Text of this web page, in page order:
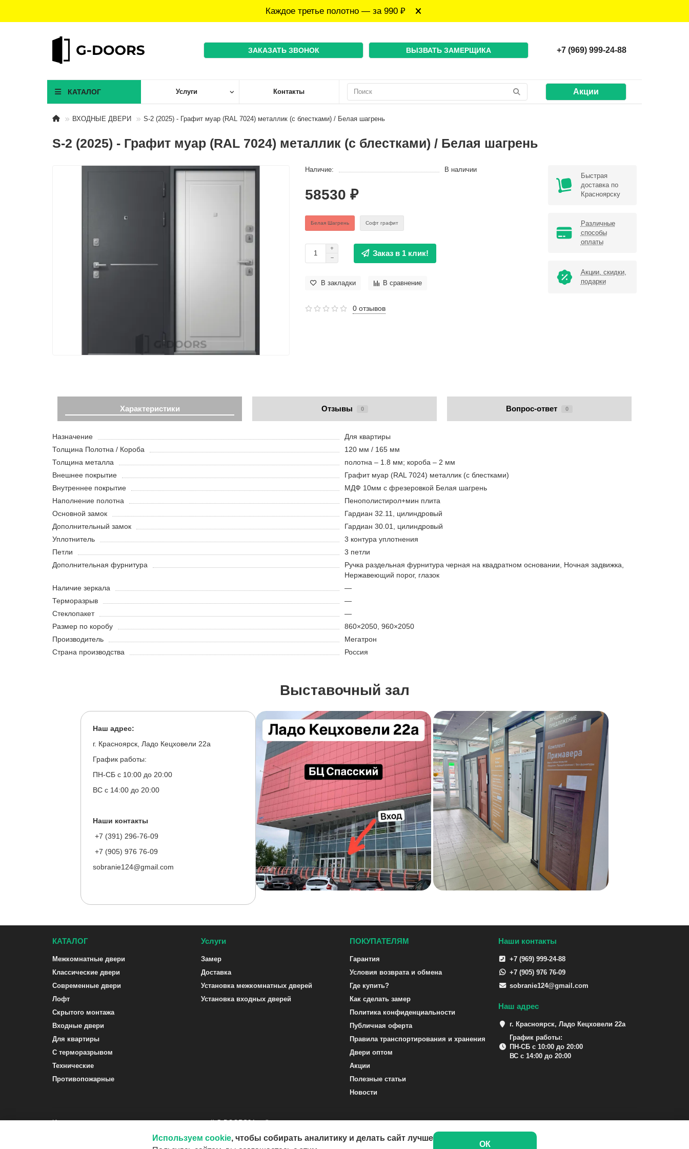
Каждое третье полотно — за 990 ₽
ЗАКАЗАТЬ ЗВОНОК ВЫЗВАТЬ ЗАМЕРЩИКА +7 (969) 999-24-88
КАТАЛОГ Услуги Контакты Акции
ВХОДНЫЕ ДВЕРИ S-2 (2025) - Графит муар (RAL 7024) металлик (с блестками) / Белая шагрень
S-2 (2025) - Графит муар (RAL 7024) металлик (с блестками) / Белая шагрень
Наличие: В наличии
58530 ₽
Белая Шагрень Софт графит
Заказ в 1 клик!
В закладки В сравнение
0 отзывов
Быстрая
доставка по
Красноярску
Различные
способы
оплаты
Акции, скидки,
подарки
Характеристики Отзывы 0 Вопрос-ответ 0
Назначение
Для квартиры
Толщина Полотна / Короба
120 мм / 165 мм
Толщина металла
полотна – 1.8 мм; короба – 2 мм
Внешнее покрытие
Графит муар (RAL 7024) металлик (с блестками)
Внутреннее покрытие
МДФ 10мм с фрезеровкой Белая шагрень
Наполнение полотна
Пенополистирол+мин плита
Основной замок
Гардиан 32.11, цилиндровый
Дополнительный замок
Гардиан 30.01, цилиндровый
Уплотнитель
3 контура уплотнения
Петли
3 петли
Дополнительная фурнитура
Ручка раздельная фурнитура черная на квадратном основании, Ночная задвижка,
Нержавеющий порог, глазок
Наличие зеркала
—
Терморазрыв
—
Стеклопакет
—
Размер по коробу
860×2050, 960×2050
Производитель
Мегатрон
Страна производства
Россия
Выставочный зал
Наш адрес:
г. Красноярск, Ладо Кецховели 22а
График работы:
ПН-СБ с 10:00 до 20:00
ВС с 14:00 до 20:00
Наши контакты
+7 (391) 296-76-09
+7 (905) 976 76-09
sobranie124@gmail.com
КАТАЛОГ
Межкомнатные двери
Классические двери
Современные двери
Лофт
Скрытого монтажа
Входные двери
Для квартиры
С терморазрывом
Технические
Противопожарные
Услуги
Замер
Доставка
Установка межкомнатных дверей
Установка входных дверей
ПОКУПАТЕЛЯМ
Гарантия
Условия возврата и обмена
Где купить?
Как сделать замер
Политика конфиденциальности
Публичная оферта
Правила транспортирования и хранения
Двери оптом
Акции
Полезные статьи
Новости
Наши контакты
+7 (969) 999-24-88
+7 (905) 976 76-09
sobranie124@gmail.com
Наш адрес
г. Красноярск, Ладо Кецховели 22а
График работы:
ПН-СБ с 10:00 до 20:00
ВС с 14:00 до 20:00
Интернет-магазин межкомнатных и входных дверей G-DOORS24.ru ©
Используем cookie, чтобы собирать аналитику и делать сайт лучше
ОК